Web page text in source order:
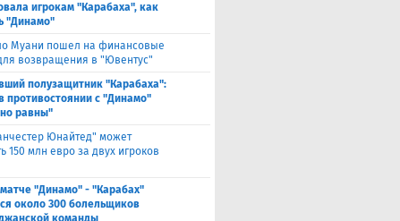
игрокам "Карабаха", как
"Динамо"
Муани пошел на финансовые
возвращения в "Ювентус"
полузащитник "Карабаха":
противостоянии с "Динамо"
равны"
Юнайтед" может
150 млн евро за двух игроков
"Динамо" - "Карабах"
около 300 болельщиков
команды